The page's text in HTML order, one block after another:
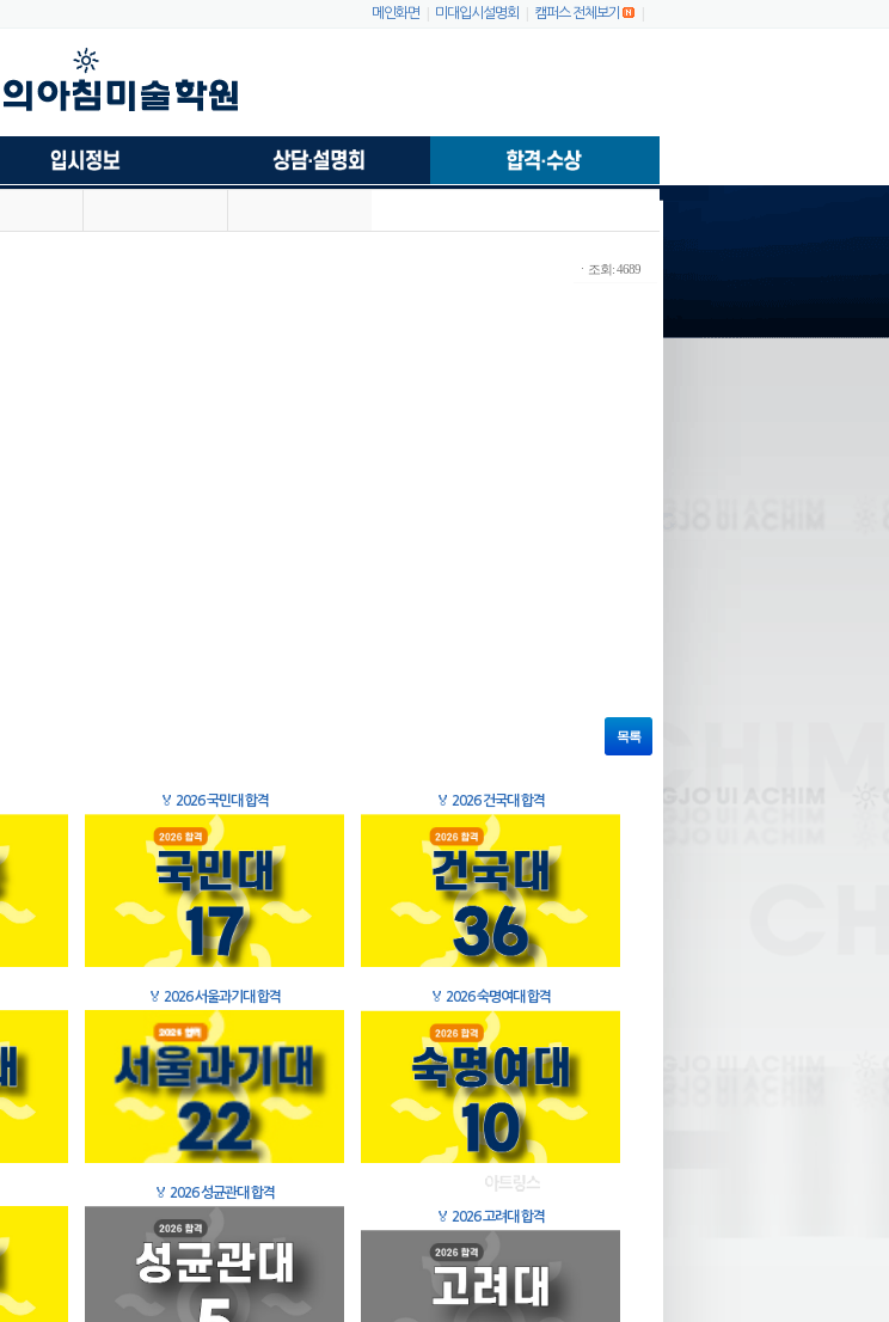
메인화면 미대입시설명회 캠퍼스 전체보기
ㆍ조회: 4689
목록
🏅 2026 국민대 합격 🏅 2026 건국대 합격
🏅 2026 서울과기대 합격 🏅 2026 숙명여대 합격
🏅 2026 성균관대 합격
🏅 2026 고려대 합격